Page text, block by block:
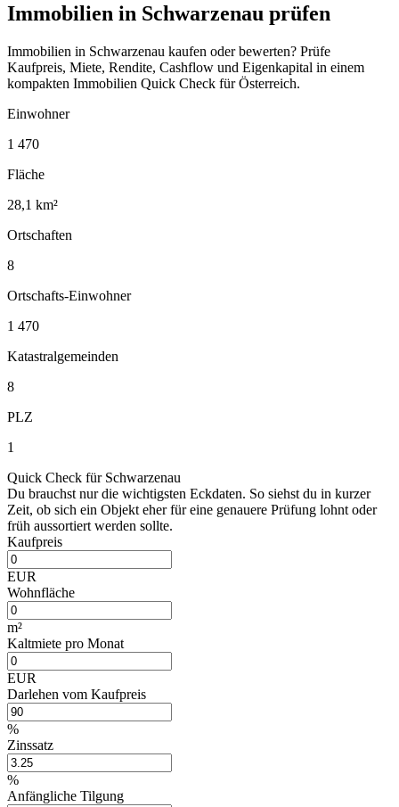
Immobilien in Schwarzenau prüfen
Immobilien in Schwarzenau kaufen oder bewerten? Prüfe
Kaufpreis, Miete, Rendite, Cashflow und Eigenkapital in einem
kompakten Immobilien Quick Check für Österreich.
Einwohner
1 470
Fläche
28,1 km²
Ortschaften
8
Ortschafts-Einwohner
1 470
Katastralgemeinden
8
PLZ
1
Quick Check für Schwarzenau
Du brauchst nur die wichtigsten Eckdaten. So siehst du in kurzer
Zeit, ob sich ein Objekt eher für eine genauere Prüfung lohnt oder
früh aussortiert werden sollte.
Kaufpreis
EUR
Wohnfläche
m²
Kaltmiete pro Monat
EUR
Darlehen vom Kaufpreis
%
Zinssatz
%
Anfängliche Tilgung